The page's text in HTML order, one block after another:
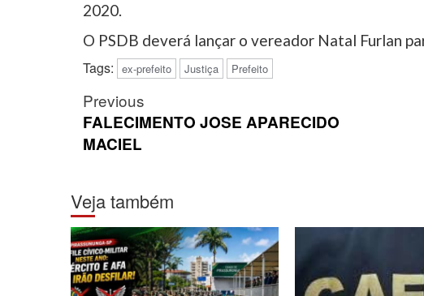
2020.
O PSDB deverá lançar o vereador Natal Furlan
Tags: ex-prefeito Justiça Prefeito
Post
navigation
Previous
FALECIMENTO JOSE APARECIDO
MACIEL
Veja também